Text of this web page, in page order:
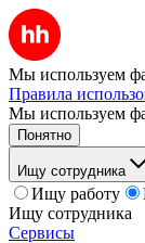
Мы используем
Правила
Мы используем
Понятно
Ищу сотрудника
Ищу работу
Ищу сотрудника
Сервисы